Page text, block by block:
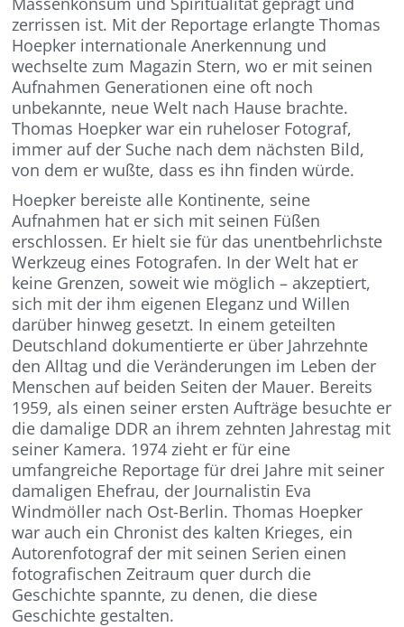
zerrissen ist. Mit der Reportage erlangte Thomas
Hoepker internationale Anerkennung und
wechselte zum Magazin Stern, wo er mit seinen
Aufnahmen Generationen eine oft noch
unbekannte, neue Welt nach Hause brachte.
Thomas Hoepker war ein ruheloser Fotograf,
immer auf der Suche nach dem nächsten Bild,
von dem er wußte, dass es ihn finden würde.
Hoepker bereiste alle Kontinente, seine
Aufnahmen hat er sich mit seinen Füßen
erschlossen. Er hielt sie für das unentbehrlichste
Werkzeug eines Fotografen. In der Welt hat er
keine Grenzen, soweit wie möglich – akzeptiert,
sich mit der ihm eigenen Eleganz und Willen
darüber hinweg gesetzt. In einem geteilten
Deutschland dokumentierte er über Jahrzehnte
den Alltag und die Veränderungen im Leben der
Menschen auf beiden Seiten der Mauer. Bereits
1959, als einen seiner ersten Aufträge besuchte er
die damalige DDR an ihrem zehnten Jahrestag mit
seiner Kamera. 1974 zieht er für eine
umfangreiche Reportage für drei Jahre mit seiner
damaligen Ehefrau, der Journalistin Eva
Windmöller nach Ost-Berlin. Thomas Hoepker
war auch ein Chronist des kalten Krieges, ein
Autorenfotograf der mit seinen Serien einen
fotografischen Zeitraum quer durch die
Geschichte spannte, zu denen, die diese
Geschichte gestalten.